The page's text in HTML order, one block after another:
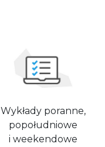
Wykłady poranne,
popołudniowe
i weekendowe